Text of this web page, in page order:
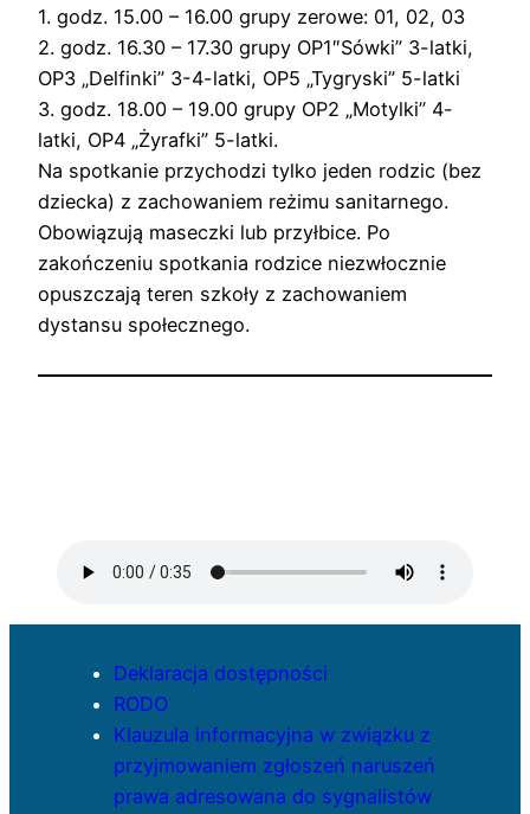
1. godz. 15.00 – 16.00 grupy zerowe: 01, 02, 03
2. godz. 16.30 – 17.30 grupy OP1″Sówki” 3-latki,
OP3 „Delfinki” 3-4-latki, OP5 „Tygryski” 5-latki
3. godz. 18.00 – 19.00 grupy OP2 „Motylki” 4-
latki, OP4 „Żyrafki” 5-latki.
Na spotkanie przychodzi tylko jeden rodzic (bez
dziecka) z zachowaniem reżimu sanitarnego.
Obowiązują maseczki lub przyłbice. Po
zakończeniu spotkania rodzice niezwłocznie
opuszczają teren szkoły z zachowaniem
dystansu społecznego.
Deklaracja dostępności
RODO
Klauzula informacyjna w związku z
przyjmowaniem zgłoszeń naruszeń
prawa adresowana do sygnalistów